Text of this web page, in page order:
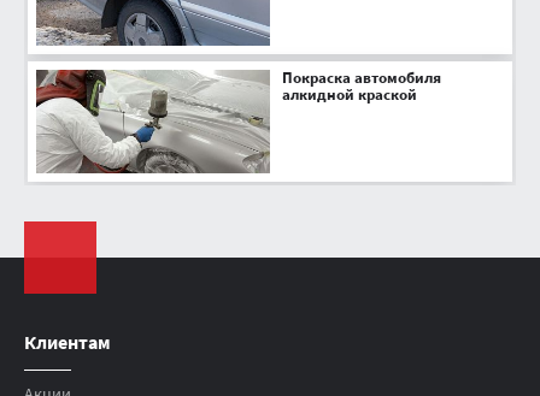
Покраска автомобиля
алкидной краской
Клиентам